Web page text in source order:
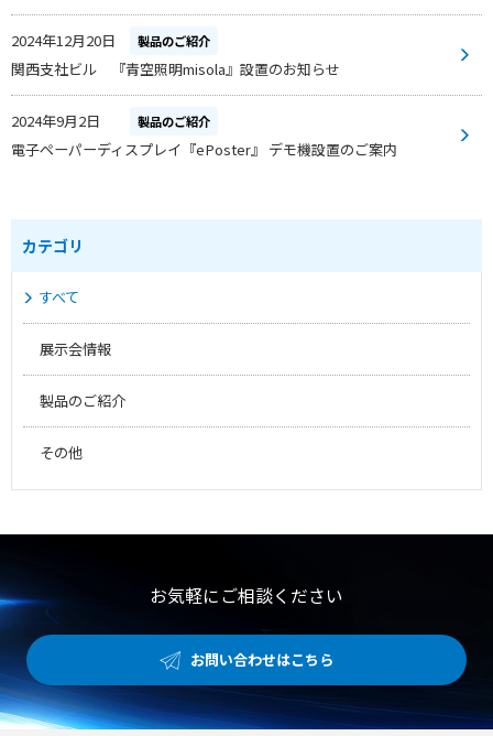
2024年12月20日 製品のご紹介
関西支社ビル 『青空照明misola』設置のお知らせ
2024年9月2日 製品のご紹介
電子ペーパーディスプレイ『ePoster』 デモ機設置のご案内
カテゴリ
すべて
展示会情報
製品のご紹介
その他
お気軽にご相談ください
お問い合わせはこちら